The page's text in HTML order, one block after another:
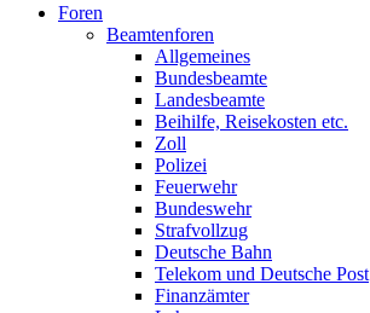
Foren
Beamtenforen
Allgemeines
Bundesbeamte
Landesbeamte
Beihilfe, Reisekosten etc.
Zoll
Polizei
Feuerwehr
Bundeswehr
Strafvollzug
Deutsche Bahn
Telekom und Deutsche Post
Finanzämter